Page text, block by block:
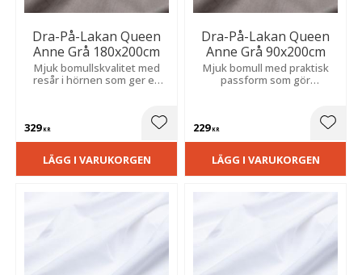
Dra-På-Lakan Queen
Anne Grå 180x200cm
Mjuk bomullskvalitet med
resår i hörnen som ger en
329KR Lägg till i favoriter
LÄGG I VARUKORGEN
Dra-På-Lakan Queen
Anne Grå 90x200cm
Mjuk bomull med praktisk
passform som gör
229KR
LÄGG I VARUKORGEN